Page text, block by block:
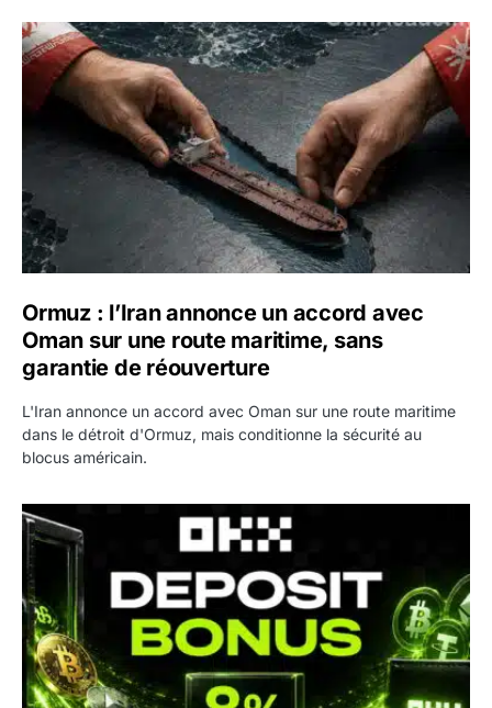
Ormuz : l’Iran annonce un accord avec Oman sur une
Ormuz : l’Iran annonce un accord avec
Oman sur une route maritime, sans
garantie de réouverture
L'Iran annonce un accord avec Oman sur une route maritime
dans le détroit d'Ormuz, mais conditionne la sécurité au
blocus américain.
OKX relance une campagne Deposit Bonus : jusqu’à 5